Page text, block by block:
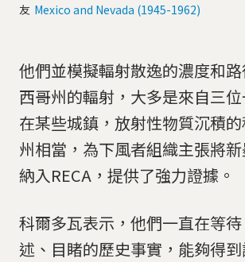
友 Mexico and Nevada (1945-1962)
他們並模擬輻射散逸的濃度和
西哥州的輻射，大多是來自三
在某些城鎮，放射性物質沉積
州相當，為下風者組織主張將
納入RECA，提供了強力證據。
科爾多瓦表示，他們一直在等
述、目睹的歷史事實，能夠得到